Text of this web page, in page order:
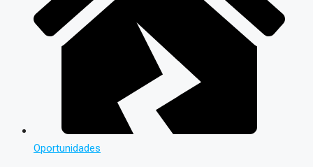
Oportunidades